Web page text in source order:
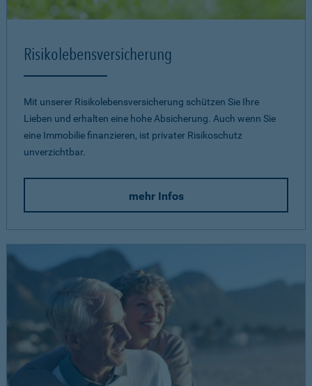
Risikolebensversicherung
Mit unserer Risikolebensversicherung schützen Sie Ihre
Lieben und erhalten eine hohe Absicherung. Auch wenn Sie
eine Immobilie finanzieren, ist privater Risikoschutz
unverzichtbar.
mehr Infos